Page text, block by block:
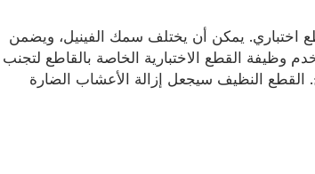
اختباري. يمكن أن يختلف سمك الفينيل، ويضمن
وظيفة القطع الاختبارية الخاصة بالقاطع لتجنب
القطع النظيف سيجعل إزالة الأعشاب الضارة